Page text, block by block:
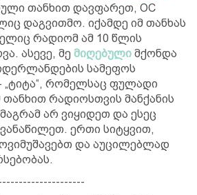
თანხით დავფარეთ, OC
დაგვითმო. იქამდე იმ თანხას
რადიომ ამ 10 წლის
ასევე, მე მიღებული მქონდა
სამეფოს
რომელსაც ფულადი
თანხით რადიოსთვის მანქანის
არ ვიყიდეთ და ესეც
ერთი სიტყვით,
და აუცილებლად